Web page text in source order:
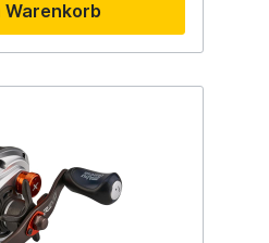
bietet Ruten sowohl
Rolle oder Rolle
im Süß- oder
hervorragender
Fishing auch Rollen und
Warenkorb